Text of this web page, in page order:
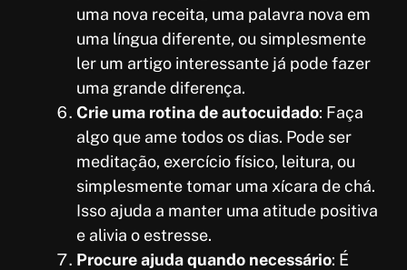
uma nova receita, uma palavra nova em
uma língua diferente, ou simplesmente
ler um artigo interessante já pode fazer
uma grande diferença.
Crie uma rotina de autocuidado: Faça
algo que ame todos os dias. Pode ser
meditação, exercício físico, leitura, ou
simplesmente tomar uma xícara de chá.
Isso ajuda a manter uma atitude positiva
e alivia o estresse.
Procure ajuda quando necessário: É